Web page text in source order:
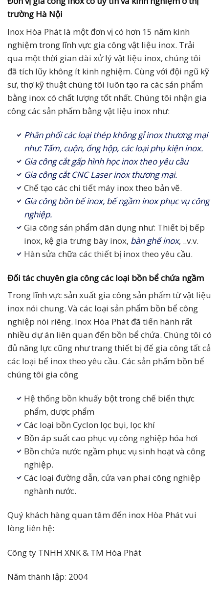
trường Hà Nội
Inox Hòa Phát là một đơn vị có hơn 15 năm kinh
nghiệm trong lĩnh vực gia công vật liệu inox. Trải
qua một thời gian dài xử lý vật liệu inox, chúng tôi
đã tích lũy không ít kinh nghiệm. Cùng với đội ngũ kỹ
sư, thợ kỹ thuật chúng tôi luôn tạo ra các sản phẩm
bằng inox có chất lượng tốt nhất. Chúng tôi nhận gia
công các sản phẩm bằng vật liệu inox như:
Phân phối các loại thép không gỉ inox thương mại
như: Tấm, cuộn, ống hộp, các loại phụ kiện inox.
Gia công cắt gấp hình học inox theo yêu cầu
Gia công cắt CNC Laser inox thương mại.
Chế tạo các chi tiết máy inox theo bản vẽ.
Gia công bồn bể inox, bể ngầm inox phục vụ công
nghiệp.
Gia công sản phẩm dân dụng như: Thiết bị bếp
inox, kệ gia trưng bày inox, bàn ghế inox, ..v.v.
Hàn sửa chữa các thiết bị inox theo yêu cầu.
Đối tác chuyên gia công các loại bồn bể chứa ngầm
Trong lĩnh vực sản xuất gia công sản phẩm từ vật liệu
inox nói chung. Và các loại sản phẩm bồn bể công
nghiệp nói riêng. Inox Hòa Phát đã tiến hành rất
nhiều dự án liên quan đến bồn bể chứa. Chúng tôi có
đủ năng lực cũng như trang thiết bị để gia công tất cả
các loại bể inox theo yêu cầu. Các sản phẩm bồn bể
chúng tôi gia công
Hệ thống bồn khuấy bột trong chế biến thực
phẩm, dược phẩm
Các loại bồn Cyclon lọc bụi, lọc khí
Bồn áp suất cao phục vụ công nghiệp hóa hơi
Bồn chứa nước ngầm phục vụ sinh hoạt và công
nghiệp.
Các loại đường dẫn, cửa van phai công nghiệp
nghành nước.
Quý khách hàng quan tâm đến inox Hòa Phát vui
lòng liên hệ:
Công ty TNHH XNK & TM Hòa Phát
Năm thành lập: 2004